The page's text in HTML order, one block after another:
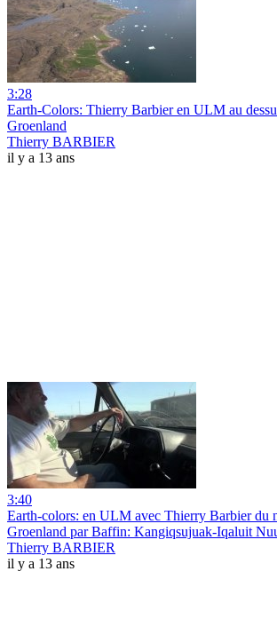
3:28
Earth-Colors: Thierry Barbier en ULM au
Groenland
Thierry BARBIER
il y a 13 ans
3:40
Earth-colors: en ULM avec Thierry Barbier du
Groenland par Baffin: Kangiqsujuak-Iqaluit
Thierry BARBIER
il y a 13 ans